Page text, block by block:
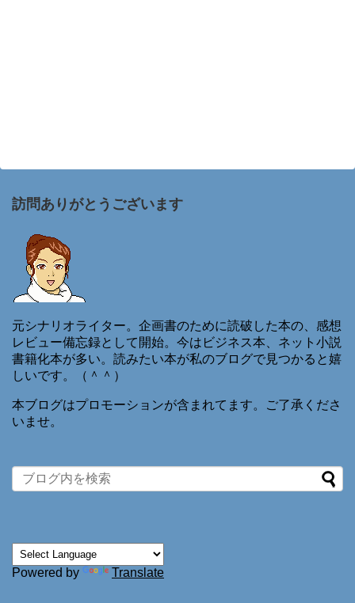
訪問ありがとうございます
元シナリオライター。企画書のために読破した本の、感想
レビュー備忘録として開始。今はビジネス本、ネット小説
書籍化本が多い。読みたい本が私のブログで見つかると嬉
しいです。（＾＾）
本ブログはプロモーションが含まれてます。ご了承くださ
いませ。
Powered by Translate